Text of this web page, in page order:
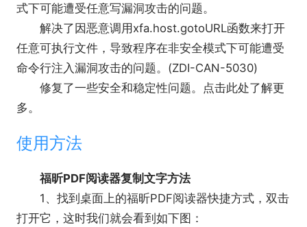
式下可能遭受任意写漏洞攻击的问题。
解决了因恶意调用xfa.host.gotoURL函数来打开
任意可执行文件，导致程序在非安全模式下可能遭受
命令行注入漏洞攻击的问题。(ZDI-CAN-5030)
修复了一些安全和稳定性问题。点击此处了解更
多。
使用方法
福昕PDF阅读器复制文字方法
1、找到桌面上的福昕PDF阅读器快捷方式，双击
打开它，这时我们就会看到如下图：